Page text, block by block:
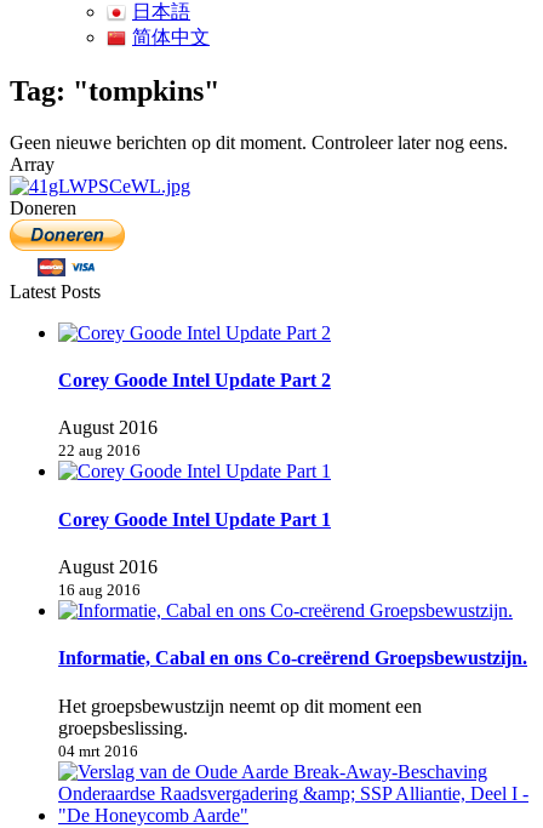
日本語
简体中文
Tag: "tompkins"
Geen nieuwe berichten op dit moment. Controleer later nog eens.
Array
Doneren
Latest Posts
Corey Goode Intel Update Part 2
August 2016
22 aug 2016
Corey Goode Intel Update Part 1
August 2016
16 aug 2016
Informatie, Cabal en ons Co-creërend Groepsbewustzijn.
Het groepsbewustzijn neemt op dit moment een
groepsbeslissing.
04 mrt 2016